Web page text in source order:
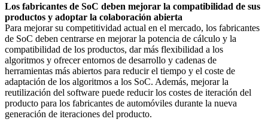
Los fabricantes de SoC deben mejorar la compatibilidad de sus
productos y adoptar la colaboración abierta
Para mejorar su competitividad actual en el mercado, los fabricantes
de SoC deben centrarse en mejorar la potencia de cálculo y la
compatibilidad de los productos, dar más flexibilidad a los
algoritmos y ofrecer entornos de desarrollo y cadenas de
herramientas más abiertos para reducir el tiempo y el coste de
adaptación de los algoritmos a los SoC. Además, mejorar la
reutilización del software puede reducir los costes de iteración del
producto para los fabricantes de automóviles durante la nueva
generación de iteraciones del producto.